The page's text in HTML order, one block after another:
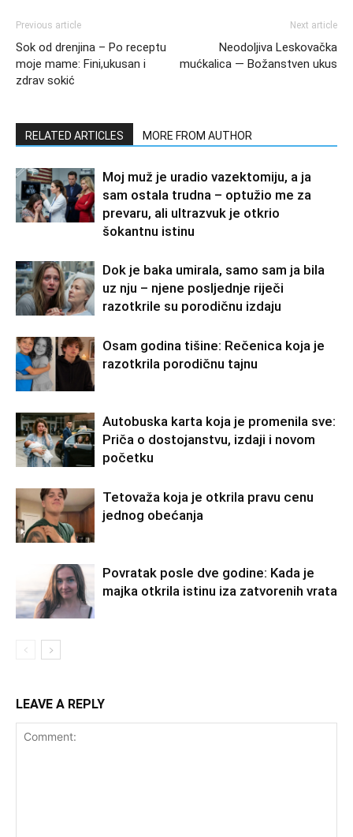
Previous article
Sok od drenjina – Po receptu
moje mame: Fini,ukusan i
zdrav sokić
Next article
Neodoljiva Leskovačka
mućkalica — Božanstven ukus
RELATED ARTICLES MORE FROM AUTHOR
Moj muž je uradio vazektomiju, a ja
sam ostala trudna – optužio me za
prevaru, ali ultrazvuk je otkrio
šokantnu istinu
Dok je baka umirala, samo sam ja bila
uz nju – njene posljednje riječi
razotkrile su porodičnu izdaju
Osam godina tišine: Rečenica koja je
razotkrila porodičnu tajnu
Autobuska karta koja je promenila sve:
Priča o dostojanstvu, izdaji i novom
početku
Tetovaža koja je otkrila pravu cenu
jednog obećanja
Povratak posle dve godine: Kada je
majka otkrila istinu iza zatvorenih vrata
LEAVE A REPLY